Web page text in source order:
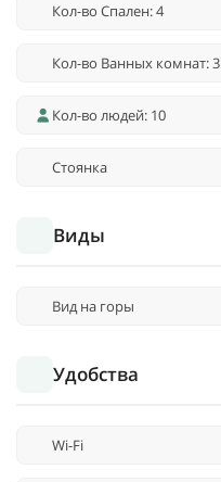
Кол-во Спален: 4
Кол-во Ванных комнат: 3
Кол-во людей: 10
Стоянка
Виды
Вид на горы
Удобства
Wi-Fi